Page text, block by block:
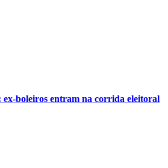
ex-boleiros entram na corrida eleitoral